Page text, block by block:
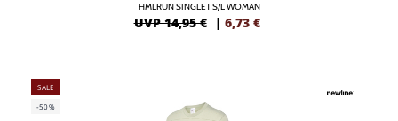
HMLRUN SINGLET S/L WOMAN
UVP 14,95 € | 6,73 €
SALE
-50%